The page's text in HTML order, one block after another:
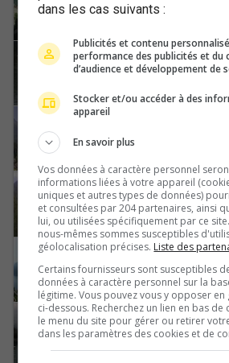
Lago-di-Poschiavo-Piz-Varuna
Lenzerheide
Lake-Champfèr-Piz-Corvatsch
Flims
Flims-Waldhaus-Caumasee
Sankt Moritz
Badrutt's-Palace-Hotel
Sufers
Sufnersee
dans les cas suivants :
Publicités et contenu
performance des publicités et du
d’audience et développement de
Stocker et/ou accéder à des
appareil
En savoir plus
Vos données à caractère personnel
informations liées à votre appareil
uniques et autres types de données)
et consultées par 204 partenaires, ainsi
lui, ou utilisées spécifiquement par ce
nous-mêmes sommes susceptibles
géolocalisation précises. Liste des
Certains fournisseurs sont susceptibles
données à caractère personnel sur la
légitime. Vous pouvez vous y opposer
ci-dessous. Recherchez un lien en bas
le menu du site pour gérer ou retirer
dans les paramètres des cookies et de